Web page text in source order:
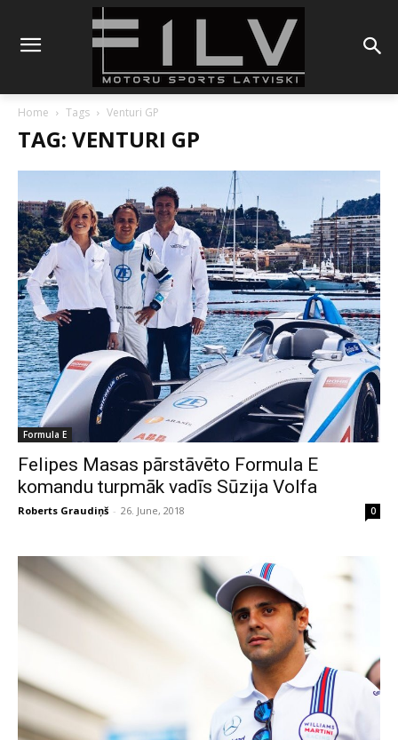
Home Tags Venturi GP
TAG: VENTURI GP
Formula E
Felipes Masas pārstāvēto Formula E
komandu turpmāk vadīs Sūzija Volfa
Roberts Graudiņš - 26. June, 2018 0